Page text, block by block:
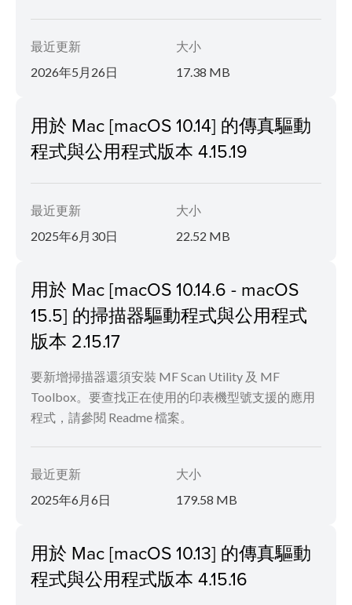
最近更新
2026年5月26日
大小
17.38 MB
用於 Mac [macOS 10.14] 的傳真驅動
程式與公用程式版本 4.15.19
最近更新
2025年6月30日
大小
22.52 MB
用於 Mac [macOS 10.14.6 - macOS
15.5] 的掃描器驅動程式與公用程式
版本 2.15.17
要新增掃描器還須安裝 MF Scan Utility 及 MF
Toolbox。要查找正在使用的印表機型號支援的應用
程式，請參閱 Readme 檔案。
最近更新
2025年6月6日
大小
179.58 MB
用於 Mac [macOS 10.13] 的傳真驅動
程式與公用程式版本 4.15.16